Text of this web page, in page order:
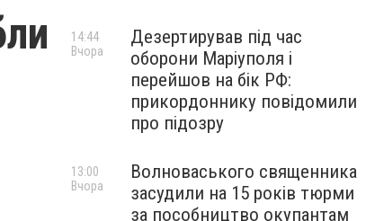
Дезертирував під час
оборони Маріуполя і
перейшов на бік РФ:
прикордоннику повідомили
про підозру
14:44
Вчора
Волноваського священника
засудили на 15 років тюрми
за пособництво окупантам
13:00
Вчора